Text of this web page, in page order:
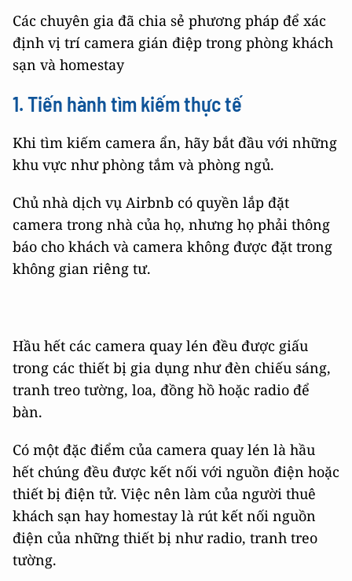
Các chuyên gia đã chia sẻ phương pháp để xác
định vị trí camera gián điệp trong phòng khách
sạn và homestay
1. Tiến hành tìm kiếm thực tế
Khi tìm kiếm camera ẩn, hãy bắt đầu với những
khu vực như phòng tắm và phòng ngủ.
Chủ nhà dịch vụ Airbnb có quyền lắp đặt
camera trong nhà của họ, nhưng họ phải thông
báo cho khách và camera không được đặt trong
không gian riêng tư.
Hầu hết các camera quay lén đều được giấu
trong các thiết bị gia dụng như đèn chiếu sáng,
tranh treo tường, loa, đồng hồ hoặc radio để
bàn.
Có một đặc điểm của camera quay lén là hầu
hết chúng đều được kết nối với nguồn điện hoặc
thiết bị điện tử. Việc nên làm của người thuê
khách sạn hay homestay là rút kết nối nguồn
điện của những thiết bị như radio, tranh treo
tường.